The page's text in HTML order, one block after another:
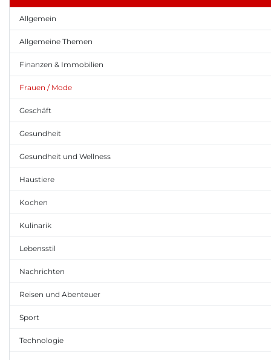
Allgemein
Allgemeine Themen
Finanzen & Immobilien
Frauen / Mode
Geschäft
Gesundheit
Gesundheit und Wellness
Haustiere
Kochen
Kulinarik
Lebensstil
Nachrichten
Reisen und Abenteuer
Sport
Technologie